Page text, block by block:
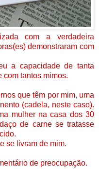
com a verdadeira
demonstraram com
a capacidade de tanta
com tantos mimos.
que têm por mim, uma
(cadela, neste caso).
mulher na casa dos 30
de carne se tratasse
se livram de mim.
de preocupação.